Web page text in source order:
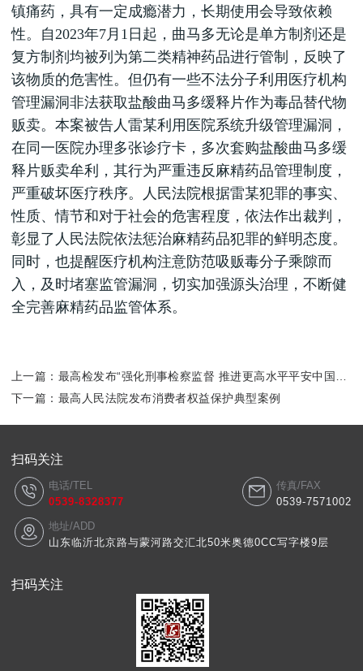
镇痛药，具有一定成瘾潜力，长期使用会导致依赖
性。自2023年7月1日起，曲马多无论是单方制剂还是
复方制剂均被列为第二类精神药品进行管制，反映了
该物质的危害性。但仍有一些不法分子利用医疗机构
管理漏洞非法获取盐酸曲马多缓释片作为毒品替代物
贩卖。本案被告人雷某利用医院系统升级管理漏洞，
在同一医院办理多张诊疗卡，多次套购盐酸曲马多缓
释片贩卖牟利，其行为严重违反麻精药品管理制度，
严重破坏医疗秩序。人民法院根据雷某犯罪的事实、
性质、情节和对于社会的危害程度，依法作出裁判，
彰显了人民法院依法惩治麻精药品犯罪的鲜明态度。
同时，也提醒医疗机构注意防范吸贩毒分子乘隙而
入，及时堵塞监管漏洞，切实加强源头治理，不断健
全完善麻精药品监管体系。
上一篇： 最高检发布“强化刑事检察监督 推进更高水平平安中国建
设”典型案例
下一篇： 最高人民法院发布消费者权益保护典型案例
扫码关注
电话/TEL
0539-8328377
传真/FAX
0539-7571002
地址/ADD
山东临沂北京路与蒙河路交汇北50米奥德0CC写字楼9层
扫码关注